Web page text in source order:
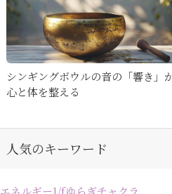
シンギングボウルの音の「響き」
心と体を整える
人気のキーワード
エネルギー1/fゆらぎチャクラ